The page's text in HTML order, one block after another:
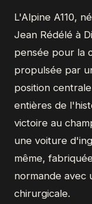
L'Alpine A110,
Jean Rédélé à
pensée pour la
propulsée par
position
entières de
victoire au
une voiture
même,
normande avec
chirurgicale.